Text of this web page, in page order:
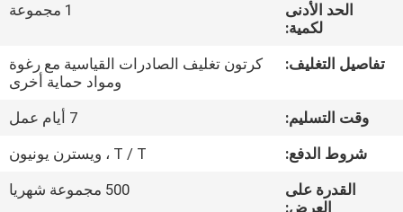
الجودة
اتصل
الحد الأدنى
لكمية:
1 مجموعة
تفاصيل التغليف:
كرتون تغليف الصادرات القياسية مع رغوة
ومواد حماية أخرى
وقت التسليم:
7 أيام عمل
شروط الدفع:
T / T ، ويسترن يونيون
القدرة على
العرض:
500 مجموعة شهريا